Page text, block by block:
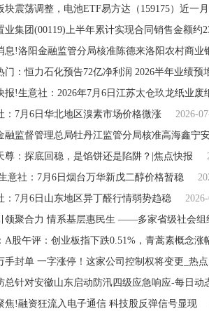
块震荡调整，电池ETF易方达（159175）近一
业集团(00119)上半年累计实现合同销售金额约
息!洛阳金融监管分局核准陈德来洛阳农村商业
门：恒力石化预告72亿净利润 2026半年业绩预
报!生意社：2026年7月6日江苏太仓玖龙纸业废
：7月6日华北地区溴素市场价格微涨
2026-
尊：探底回稳，是馅饼还是陷阱？|焦点快报
意社：7月6日烟台万华新戊二醇价格暂稳
：7月6日山东地区异丁醛行情弱势趋稳
A股午评：创业板指下跌0.51%，青蒿素概念涨
手封单 一字涨停！这家公司控制权将变更_热点
总针对安徽山东启动防汛四级应急响应-每日动
焦!融资狂流入电子通信 科技股反弹信号显现